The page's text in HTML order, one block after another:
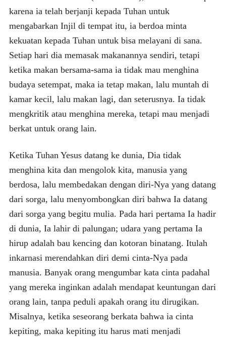
karena ia telah berjanji kepada Tuhan untuk
mengabarkan Injil di tempat itu, ia berdoa minta
kekuatan kepada Tuhan untuk bisa melayani di sana.
Setiap hari dia memasak makanannya sendiri, tetapi
ketika makan bersama-sama ia tidak mau menghina
budaya setempat, maka ia tetap makan, lalu muntah di
kamar kecil, lalu makan lagi, dan seterusnya. Ia tidak
mengkritik atau menghina mereka, tetapi mau menjadi
berkat untuk orang lain.
Ketika Tuhan Yesus datang ke dunia, Dia tidak
menghina kita dan mengolok kita, manusia yang
berdosa, lalu membedakan dengan diri-Nya yang datang
dari sorga, lalu menyombongkan diri bahwa Ia datang
dari sorga yang begitu mulia. Pada hari pertama Ia hadir
di dunia, Ia lahir di palungan; udara yang pertama Ia
hirup adalah bau kencing dan kotoran binatang. Itulah
inkarnasi merendahkan diri demi cinta-Nya pada
manusia. Banyak orang mengumbar kata cinta padahal
yang mereka inginkan adalah mendapat keuntungan dari
orang lain, tanpa peduli apakah orang itu dirugikan.
Misalnya, ketika seseorang berkata bahwa ia cinta
kepiting, maka kepiting itu harus mati menjadi